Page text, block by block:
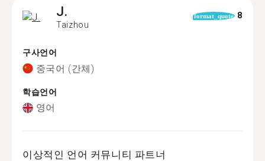
J.
Taizhou
format_quote 8
구사언어
중국어 (간체)
학습언어
영어
이상적인 언어 커뮤니티 파트너